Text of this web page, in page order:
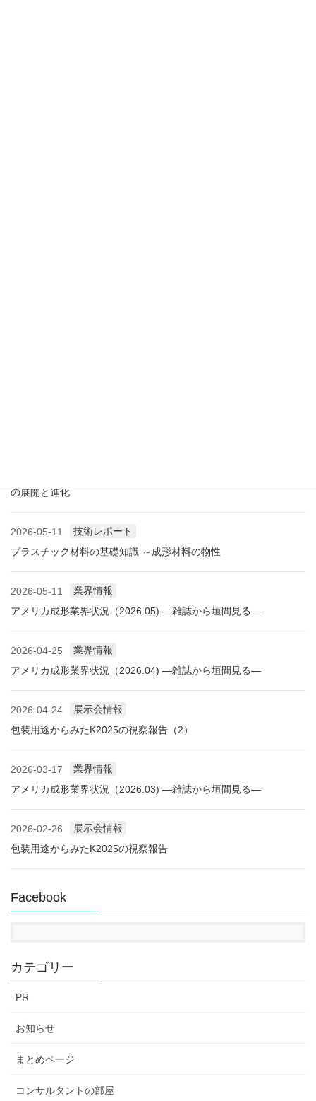
の展開と進化
2026-05-11
技術レポート
プラスチック材料の基礎知識 ～成形材料の物性
2026-05-11
業界情報
アメリカ成形業界状況（2026.05) ―雑誌から垣間見る―
2026-04-25
業界情報
アメリカ成形業界状況（2026.04) ―雑誌から垣間見る―
2026-04-24
展示会情報
包装用途からみたK2025の視察報告（2）
2026-03-17
業界情報
アメリカ成形業界状況（2026.03) ―雑誌から垣間見る―
2026-02-26
展示会情報
包装用途からみたK2025の視察報告
Facebook
カテゴリー
PR
お知らせ
まとめページ
コンサルタントの部屋